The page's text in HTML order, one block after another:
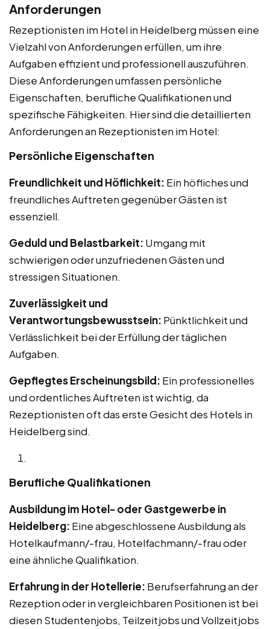
Anforderungen
Rezeptionisten im Hotel in Heidelberg müssen eine
Vielzahl von Anforderungen erfüllen, um ihre
Aufgaben effizient und professionell auszuführen.
Diese Anforderungen umfassen persönliche
Eigenschaften, berufliche Qualifikationen und
spezifische Fähigkeiten. Hier sind die detaillierten
Anforderungen an Rezeptionisten im Hotel:
Persönliche Eigenschaften
Freundlichkeit und Höflichkeit: Ein höfliches und
freundliches Auftreten gegenüber Gästen ist
essenziell.
Geduld und Belastbarkeit: Umgang mit
schwierigen oder unzufriedenen Gästen und
stressigen Situationen.
Zuverlässigkeit und
Verantwortungsbewusstsein: Pünktlichkeit und
Verlässlichkeit bei der Erfüllung der täglichen
Aufgaben.
Gepflegtes Erscheinungsbild: Ein professionelles
und ordentliches Auftreten ist wichtig, da
Rezeptionisten oft das erste Gesicht des Hotels in
Heidelberg sind.
Berufliche Qualifikationen
Ausbildung im Hotel- oder Gastgewerbe in
Heidelberg: Eine abgeschlossene Ausbildung als
Hotelkaufmann/-frau, Hotelfachmann/-frau oder
eine ähnliche Qualifikation.
Erfahrung in der Hotellerie: Berufserfahrung an der
Rezeption oder in vergleichbaren Positionen ist bei
diesen Studentenjobs, Teilzeitjobs und Vollzeitjobs